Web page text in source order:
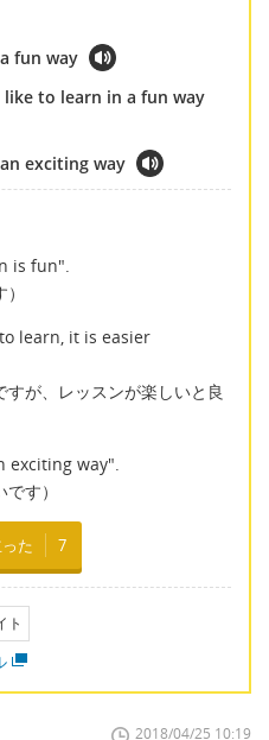
fun way
to learn in a fun way
exciting way
is fun".
learn, it is easier
すが、レッスンが楽しいと良
exciting way".
す）
た 7
ト
2018/04/25 10:19